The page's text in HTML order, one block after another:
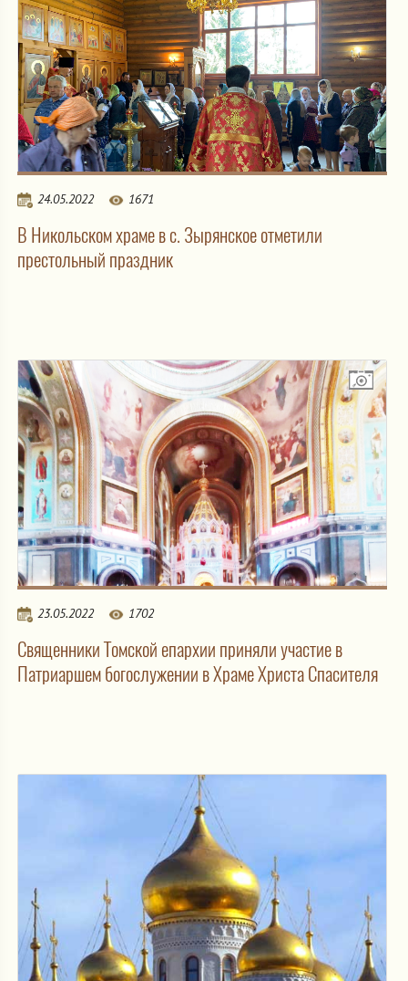
24.05.2022 1671
В Никольском храме в с. Зырянское отметили
престольный праздник
23.05.2022 1702
Священники Томской епархии приняли участие в
Патриаршем богослужении в Храме Христа Спасителя